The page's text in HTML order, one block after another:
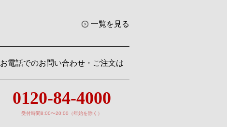
一覧を見る
お電話でのお問い合わせ・ご注文は
0120-84-4000
受付時間8:00〜20:00（年始を除く）